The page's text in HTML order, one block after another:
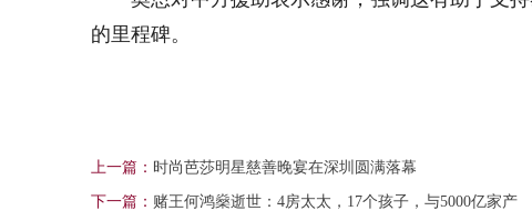
的里程碑。
上一篇： 时尚芭莎明星慈善晚宴在深圳圆满落幕
下一篇： 赌王何鸿燊逝世：4房太太，17个孩子，与5000亿家产